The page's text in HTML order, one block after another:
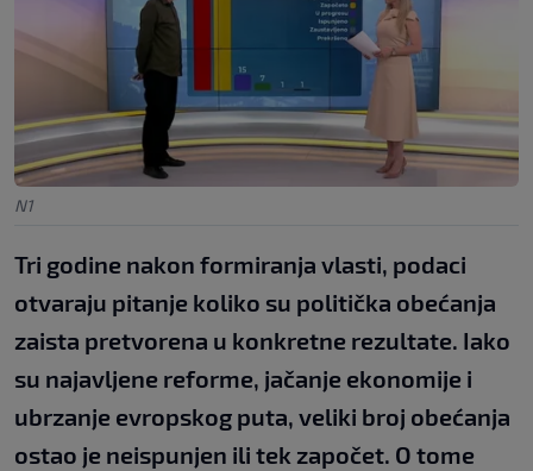
N1
Tri godine nakon formiranja vlasti, podaci
otvaraju pitanje koliko su politička obećanja
zaista pretvorena u konkretne rezultate. Iako
su najavljene reforme, jačanje ekonomije i
ubrzanje evropskog puta, veliki broj obećanja
ostao je neispunjen ili tek započet. O tome